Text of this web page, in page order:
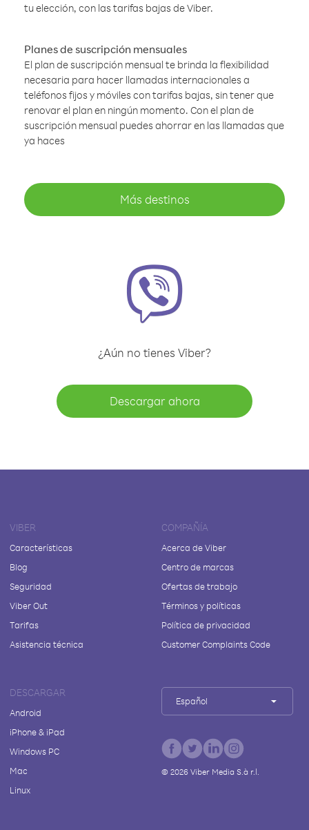
tu elección, con las tarifas bajas de Viber.
Planes de suscripción mensuales
El plan de suscripción mensual te brinda la flexibilidad
necesaria para hacer llamadas internacionales a
teléfonos fijos y móviles con tarifas bajas, sin tener que
renovar el plan en ningún momento. Con el plan de
suscripción mensual puedes ahorrar en las llamadas que
ya haces
Más destinos
¿Aún no tienes Viber?
Descargar ahora
VIBER
Características
Blog
Seguridad
Viber Out
Tarifas
Asistencia técnica
COMPAÑÍA
Acerca de Viber
Centro de marcas
Ofertas de trabajo
Términos y políticas
Política de privacidad
Customer Complaints Code
DESCARGAR
Android
iPhone & iPad
Windows PC
Mac
Linux
Español
© 2026Viber Media S.à r.l.